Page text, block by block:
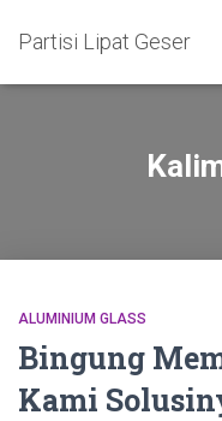
Partisi Lipat Geser
ALUMINIUM GLASS
Bingung
Kami